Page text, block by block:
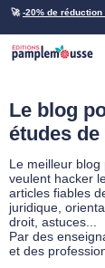
🚀-20% de
Le blog
études
Le meilleur
veulent hacker
articles fiables
juridique,
droit, astuces...
Par des
et des